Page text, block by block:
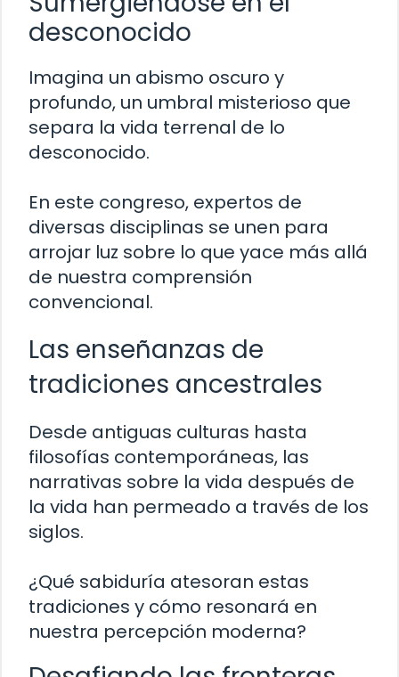
desconocido
Imagina un abismo oscuro y
profundo, un umbral misterioso que
separa la vida terrenal de lo
desconocido.
En este congreso, expertos de
diversas disciplinas se unen para
arrojar luz sobre lo que yace más allá
de nuestra comprensión
convencional.
Las enseñanzas de
tradiciones ancestrales
Desde antiguas culturas hasta
filosofías contemporáneas, las
narrativas sobre la vida después de
la vida han permeado a través de los
siglos.
¿Qué sabiduría atesoran estas
tradiciones y cómo resonará en
nuestra percepción moderna?